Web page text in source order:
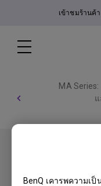
BenQ เคารพความเ
เข้าชมร้านค้
MA